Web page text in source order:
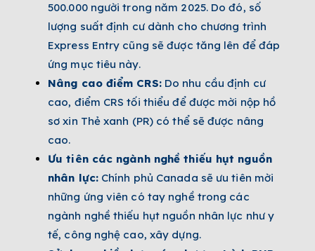
500.000 người trong năm 2025. Do đó, số
lượng suất định cư dành cho chương trình
Express Entry cũng sẽ được tăng lên để đáp
ứng mục tiêu này.
Nâng cao điểm CRS:Do nhu cầu định cư
cao, điểm CRS tối thiểu để được mời nộp hồ
sơ xin Thẻ xanh (PR) có thể sẽ được nâng
cao.
Ưu tiên các ngành nghề thiếu hụt nguồn
nhân lực:Chính phủ Canada sẽ ưu tiên mời
những ứng viên có tay nghề trong các
ngành nghề thiếu hụt nguồn nhân lực như y
tế, công nghệ cao, xây dựng.